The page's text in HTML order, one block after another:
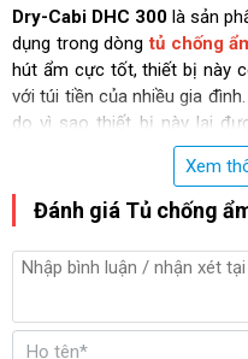
Dry-Cabi DHC 300 là sản
dụng trong dòngtủ chống
hút ẩm cực tốt, thiết bị này
với túi tiền của nhiều gia
do vì sao thiết bị này lại
Khả năng chống ẩm vượt trội
hợp công nghệ hút ẩm IC
giúp điều chỉnh phạm vi độ
quả.
Xem
Đánh giá Tủ chống